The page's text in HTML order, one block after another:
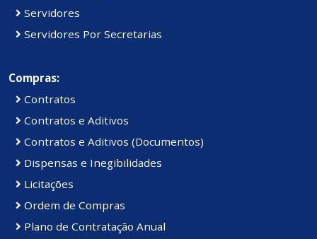
Servidores
Servidores Por Secretarias
Compras:
Contratos
Contratos e Aditivos
Contratos e Aditivos (Documentos)
Dispensas e Inegibilidades
Licitações
Ordem de Compras
Plano de Contratação Anual